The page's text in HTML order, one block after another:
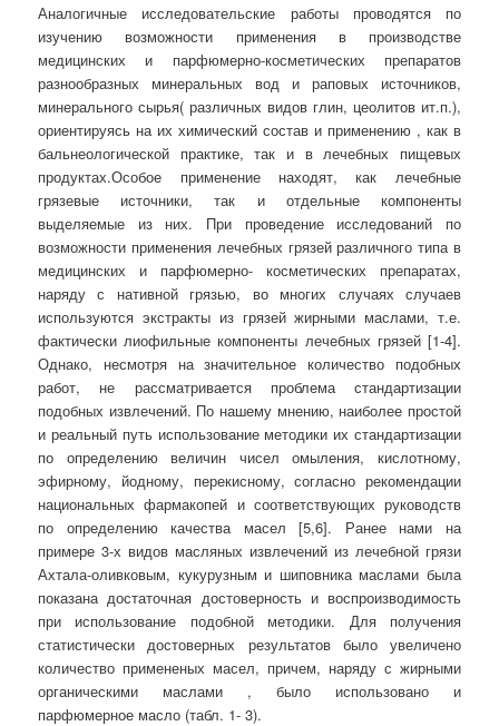
Аналогичные исследовательские работы проводятся по
изучению возможности применения в производстве
медицинских и парфюмерно-косметических препаратов
разнообразных минеральных вод и раповых источников,
минерального сырья( различных видов глин, цеолитов ит.п.),
ориентируясь на их химический состав и применению , как в
бальнеологической практике, так и в лечебных пищевых
продуктах.Особое применение находят, как лечебные
грязевые источники, так и отдельные компоненты
выделяемые из них. При проведение исследований по
возможности применения лечебных грязей различного типа в
медицинских и парфюмерно- косметических препаратах,
наряду с нативной грязью, во многих случаях случаев
используются экстракты из грязей жирными маслами, т.е.
фактически лиофильные компоненты лечебных грязей [1-4].
Однако, несмотря на значительное количество подобных
работ, не рассматривается проблема стандартизации
подобных извлечений. По нашему мнению, наиболее простой
и реальный путь использование методики их стандартизации
по определению величин чисел омыления, кислотному,
эфирному, йодному, перекисному, согласно рекомендации
национальных фармакопей и соответствующих руководств
по определению качества масел [5,6]. Ранее нами на
примере 3-х видов масляных извлечений из лечебной грязи
Ахтала-оливковым, кукурузным и шиповника маслами была
показана достаточная достоверность и воспроизводимость
при использование подобной методики. Для получения
статистически достоверных результатов было увеличено
количество примененых масел, причем, наряду с жирными
органическими маслами , было использовано и
парфюмерное масло (табл. 1- 3).